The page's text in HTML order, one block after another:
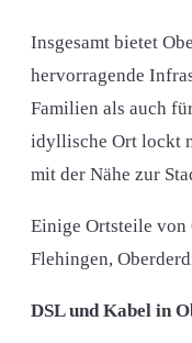
Insgesamt bietet
hervorragende
Familien als auch
idyllische Ort lockt
mit der Nähe zur
Einige Ortsteile von
Flehingen,
DSL und Kabel in